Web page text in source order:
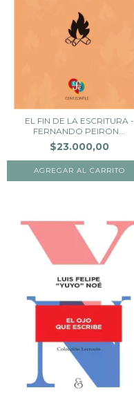
EL FIN DE LA ESCRITURA -
FERNANDO PEIRON...
$23.000,00